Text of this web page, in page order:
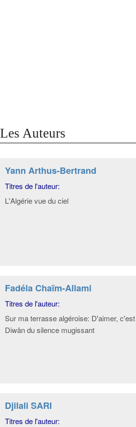
Les Auteurs
Yann Arthus-Bertrand
Titres de l'auteur:
L'Algérie vue du ciel
Fadéla Chaïm-Allami
Titres de l'auteur:
Sur ma terrasse algéroise: D'aimer,
Diwân du silence mugissant
Djilali SARI
Titres de l'auteur: